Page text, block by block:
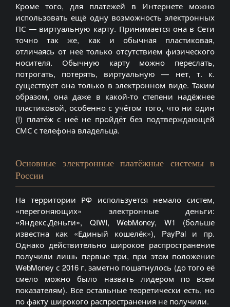
Кроме того, для платежей в Интернете можно
использовать ещё одну возможность электронных
ПС — виртуальную карту. Принимается она в Сети
точно так же, как и обычная пластиковая,
отличаясь от неё только отсутствием физического
носителя. Обычную карту можно переслать,
потрогать, потерять, виртуальную — нет, т. к.
существует она только в электронном виде. Таким
образом, она даже в какой-то степени надёжнее
пластиковой, особенно с учётом того, что ни один
(!) платёж с неё не пройдёт без подтверждающей
СМС с телефона владельца.
Основные электронные платёжные системы в
России
На территории РФ используется немало систем,
«перегоняющих» электронные деньги:
«Яндекс.Деньги», QIWI, WebMoney, W1 (больше
известна как «Единый кошелёк»), PayPal и пр.
Однако действительно широкое распространение
получили лишь первые три, при этом положение
WebMoney с 2016 г. заметно пошатнулось (до того её
смело можно было назвать лидером по всем
показателям). Все остальные теоретически есть, но
по факту широкого распространения не получили.